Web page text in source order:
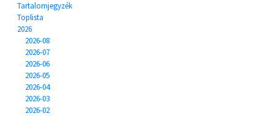
Tartalomjegyzék
Toplista
2026
2026-08
2026-07
2026-06
2026-05
2026-04
2026-03
2026-02